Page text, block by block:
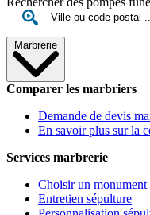
Marbrerie
Comparer les marbriers
Demande de devis
En savoir plus sur la
Services marbrerie
Choisir un monument
Entretien sépulture